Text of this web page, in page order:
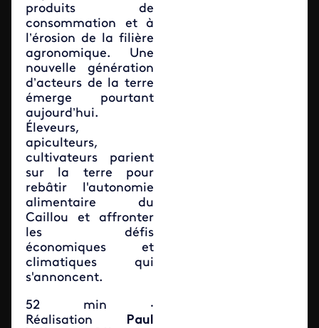
produits de
consommation et à
l’érosion de la filière
agronomique. Une
nouvelle génération
d’acteurs de la terre
émerge pourtant
aujourd’hui.
Éleveurs,
apiculteurs,
cultivateurs parient
sur la terre pour
rebâtir l'autonomie
alimentaire du
Caillou et affronter
les défis
économiques et
climatiques qui
s'annoncent.
52 min ·
Réalisation Paul